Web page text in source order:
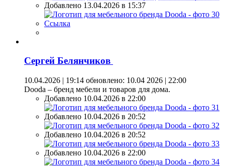
Добавлено 13.04.2026 в 15:37
Ссылка
Сергей Белянчиков
10.04.2026 | 19:14 обновлено: 10.04 2026 | 22:00
Dooda – бренд мебели и товаров для дома.
Добавлено 10.04.2026 в 22:00
Добавлено 10.04.2026 в 20:52
Добавлено 10.04.2026 в 20:52
Добавлено 10.04.2026 в 22:00